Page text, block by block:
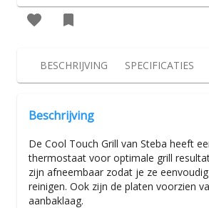
BESCHRIJVING SPECIFICATIES
Beschrijving
De Cool Touch Grill van Steba heeft
thermostaat voor optimale grill
zijn afneembaar zodat je ze
reinigen. Ook zijn de platen voorzien
aanbaklaag.